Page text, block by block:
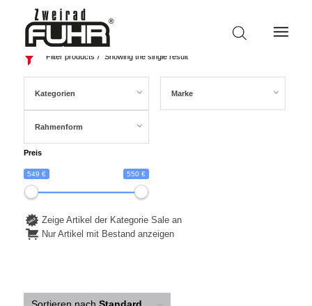
Filter products Showing the single result
Kategorien Marke
Rahmenform
Preis
549 € 550 €
Zeige Artikel der Kategorie Sale an
Nur Artikel mit Bestand anzeigen